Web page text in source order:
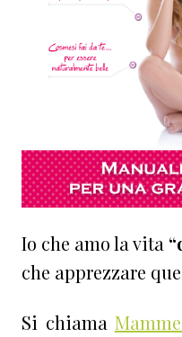
Io che amo la vita
che apprezzare
Si chiama